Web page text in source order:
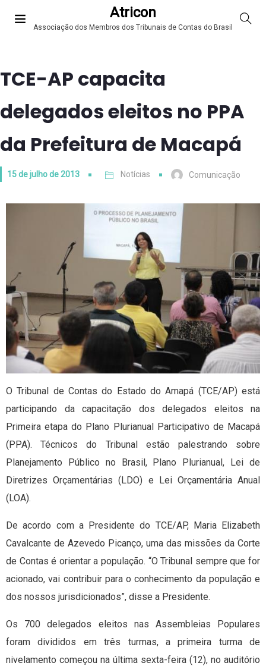
Atricon
Associação dos Membros dos Tribunais de Contas do Brasil
TCE-AP capacita
delegados eleitos no PPA
da Prefeitura de Macapá
15 de julho de 2013 Notícias Comunicação
O Tribunal de Contas do Estado do Amapá (TCE/AP) está
participando da capacitação dos delegados eleitos na
Primeira etapa do Plano Plurianual Participativo de Macapá
(PPA). Técnicos do Tribunal estão palestrando sobre
Planejamento Público no Brasil, Plano Plurianual, Lei de
Diretrizes Orçamentárias (LDO) e Lei Orçamentária Anual
(LOA).
De acordo com a Presidente do TCE/AP, Maria Elizabeth
Cavalcante de Azevedo Picanço, uma das missões da Corte
de Contas é orientar a população. “O Tribunal sempre que for
acionado, vai contribuir para o conhecimento da população e
dos nossos jurisdicionados”, disse a Presidente.
Os 700 delegados eleitos nas Assembleias Populares
foram divididos em três turmas, a primeira turma de
nivelamento começou na última sexta-feira (12), no auditório